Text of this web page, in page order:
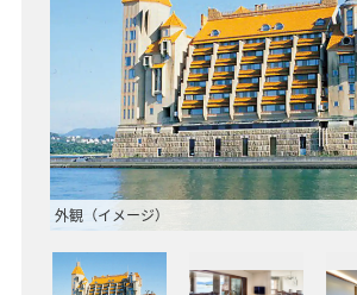
外観（イメージ）